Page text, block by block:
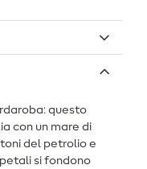
questo
con un mare di
del petrolio e
si fondono